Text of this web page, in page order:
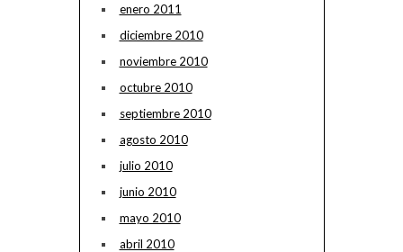
enero 2011
diciembre 2010
noviembre 2010
octubre 2010
septiembre 2010
agosto 2010
julio 2010
junio 2010
mayo 2010
abril 2010